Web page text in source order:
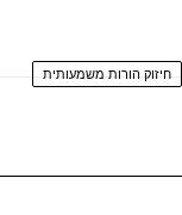
חיזוק הורות משמעותית